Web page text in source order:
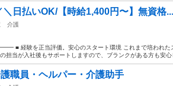
日払いOK/【時給1,400円〜】無資格...
介護
経験を正当評価。安心のスタート環境 これまで培われた
担当が入社後もサポートしますので、ブランクがある方も安心
職員・ヘルパー・介護助手